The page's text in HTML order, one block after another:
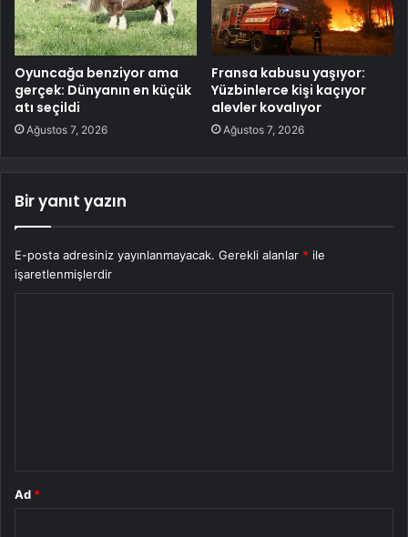
Oyuncağa benziyor ama
gerçek: Dünyanın en küçük
atı seçildi
Ağustos 7, 2026
Fransa kabusu yaşıyor:
Yüzbinlerce kişi kaçıyor
alevler kovalıyor
Ağustos 7, 2026
Bir yanıt yazın
E-posta adresiniz yayınlanmayacak. Gerekli alanlar * ile
işaretlenmişlerdir
Ad *